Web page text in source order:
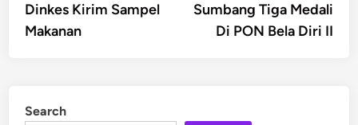
Dinkes Kirim Sampel
Makanan
Sumbang Tiga Medali
Di PON Bela Diri II
Search